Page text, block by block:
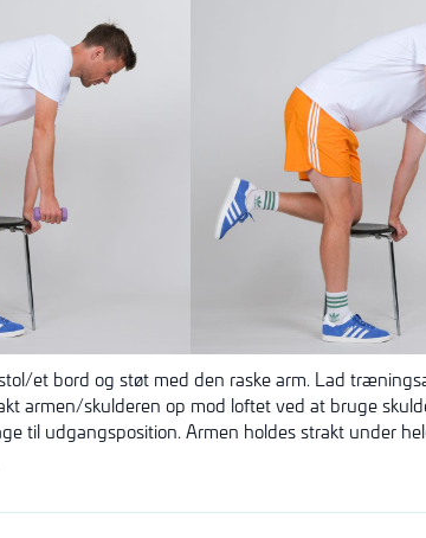
et bord og støt med den raske arm. Lad
armen/skulderen op mod loftet ved at bruge
til udgangsposition. Armen holdes strakt under